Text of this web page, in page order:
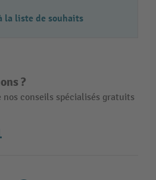
la liste de souhaits
?
conseils spécialisés gratuits